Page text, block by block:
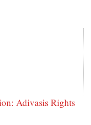
Adivasis Rights